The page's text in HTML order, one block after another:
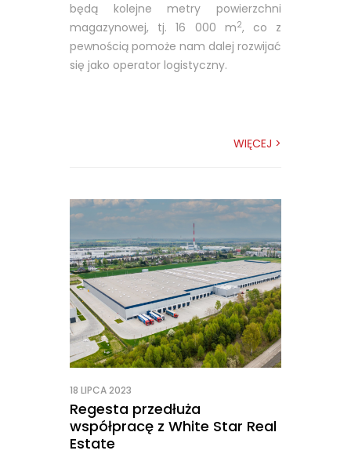
będą kolejne metry powierzchni
magazynowej, tj. 16 000 m2, co z
pewnością pomoże nam dalej rozwijać
się jako operator logistyczny.
WIĘCEJ >
18 LIPCA 2023
Regesta przedłuża
współpracę z White Star Real
Estate